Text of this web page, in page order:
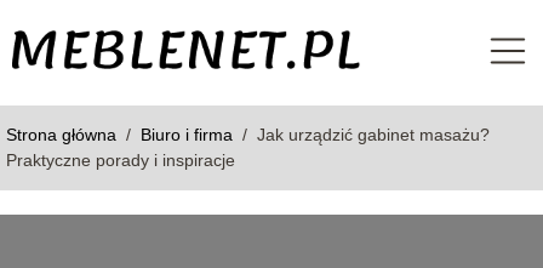
Strona główna / Biuro i firma / Jak urządzić gabinet masażu?
Praktyczne porady i inspiracje